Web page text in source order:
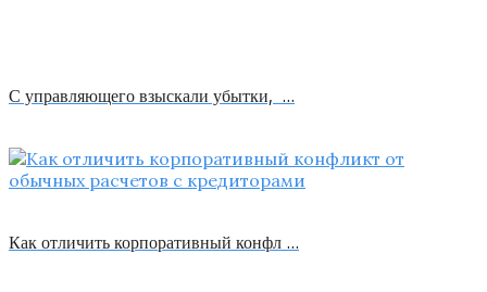
С управляющего взыскали убытки, …
Как отличить корпоративный конфл …